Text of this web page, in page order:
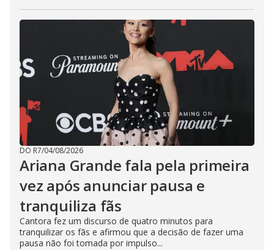
DO R7/04/08/2026
Ariana Grande fala pela primeira
vez após anunciar pausa e
tranquiliza fãs
Cantora fez um discurso de quatro minutos para
tranquilizar os fãs e afirmou que a decisão de fazer uma
pausa não foi tomada por impulso...